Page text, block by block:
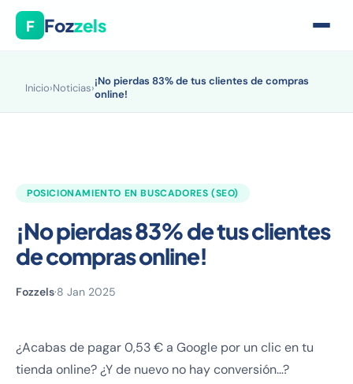
F Fozzels
Inicio›Noticias›¡No pierdas 83% de tus clientes de compras
online!
POSICIONAMIENTO EN BUSCADORES (SEO)
¡No pierdas 83% de tus clientes
de compras online!
Fozzels·8 Jan 2025
¿Acabas de pagar 0,53 € a Google por un clic en tu
tienda online? ¿Y de nuevo no hay conversión…?